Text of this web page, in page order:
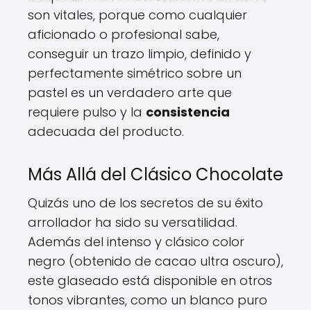
son vitales, porque como cualquier
aficionado o profesional sabe,
conseguir un trazo limpio, definido y
perfectamente simétrico sobre un
pastel es un verdadero arte que
requiere pulso y la consistencia
adecuada del producto.
Más Allá del Clásico Chocolate
Quizás uno de los secretos de su éxito
arrollador ha sido su versatilidad.
Además del intenso y clásico color
negro (obtenido de cacao ultra oscuro),
este glaseado está disponible en otros
tonos vibrantes, como un blanco puro